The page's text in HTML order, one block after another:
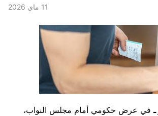
11 ماي 2026
في عرض حكومي أمام مجلس النواب،